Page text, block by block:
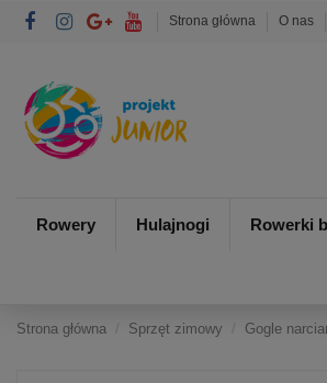
Strona główna O nas
Rowery Hulajnogi Rowerki
Strona główna Sprzęt zimowy Gogle